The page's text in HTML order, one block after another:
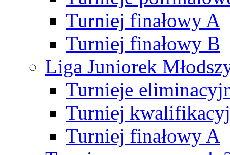
Turniej finałowy A
Turniej finałowy B
Liga Juniorek
Turnieje
Turniej
Turniej finałowy A